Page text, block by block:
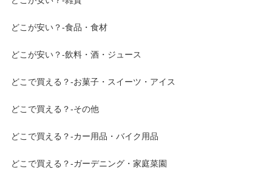
どこが安い？-食品・食材
どこが安い？-飲料・酒・ジュース
どこで買える？-お菓子・スイーツ・アイス
どこで買える？-その他
どこで買える？-カー用品・バイク用品
どこで買える？-ガーデニング・家庭菜園